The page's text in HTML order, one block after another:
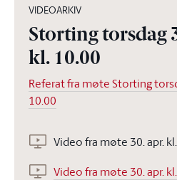
VIDEOARKIV
Storting torsdag
kl. 10.00
Referat fra møte Storting
10.00
Video fra møte 30. apr.
Video fra møte 30. apr.